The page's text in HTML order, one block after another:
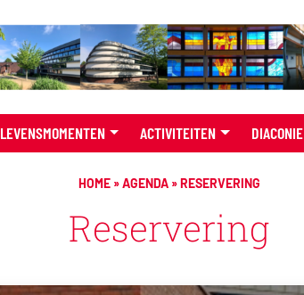
LEVENSMOMENTEN ACTIVITEITEN DIACONIE
HOME »AGENDA »RESERVERING
Reservering